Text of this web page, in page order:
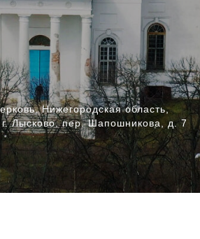
Нижегородская область,
Лысково, пер. Шапошникова, д. 7